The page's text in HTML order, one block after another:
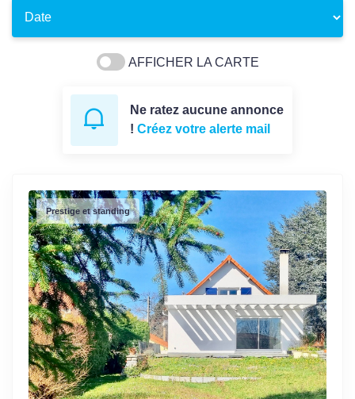
AFFICHER LA CARTE
Ne ratez aucune annonce
! Créez votre alerte mail
Prestige et standing